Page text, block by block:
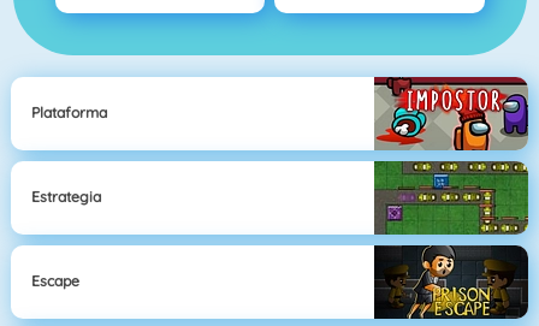
Plataforma
Estrategia
Escape